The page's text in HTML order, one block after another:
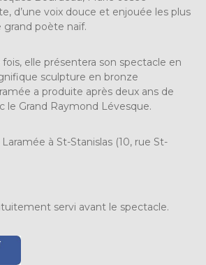
d’une voix douce et enjouée les plus
grand poète naïf.
elle présentera son spectacle en
sculpture en bronze
a produite après deux ans de
le Grand Raymond Lévesque.
Laramée à St-Stanislas (10, rue St-
servi avant le spectacle.